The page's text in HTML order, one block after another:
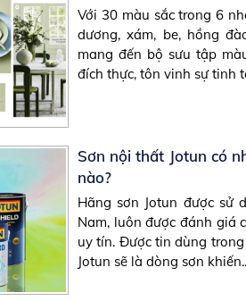
Với 30 màu sắc trong 6
dương, xám, be, hồng
mang đến bộ sưu tập
đích thực, tôn vinh sự tinh
Sơn nội thất Jotun có
nào?
Hãng sơn Jotun được sử
Nam, luôn được đánh giá
uy tín. Được tin dùng
Jotun sẽ là dòng sơn